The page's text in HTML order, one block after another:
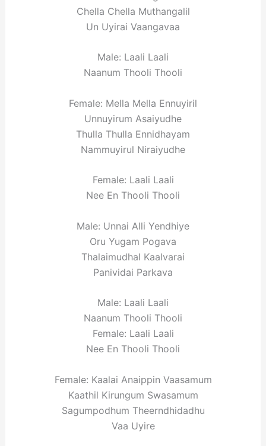
Chella Chella Muthangalil
Un Uyirai Vaangavaa
Male: Laali Laali
Naanum Thooli Thooli
Female: Mella Mella Ennuyiril
Unnuyirum Asaiyudhe
Thulla Thulla Ennidhayam
Nammuyirul Niraiyudhe
Female: Laali Laali
Nee En Thooli Thooli
Male: Unnai Alli Yendhiye
Oru Yugam Pogava
Thalaimudhal Kaalvarai
Panividai Parkava
Male: Laali Laali
Naanum Thooli Thooli
Female: Laali Laali
Nee En Thooli Thooli
Female: Kaalai Anaippin Vaasamum
Kaathil Kirungum Swasamum
Sagumpodhum Theerndhidadhu
Vaa Uyire